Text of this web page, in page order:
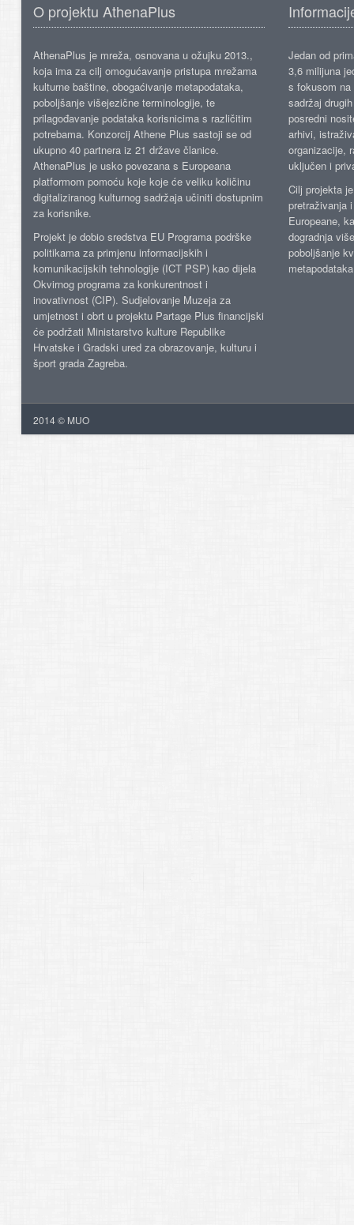
O projektu AthenaPlus
AthenaPlus je mreža, osnovana u ožujku 2013.,
koja ima za cilj omogućavanje pristupa mrežama
kulturne baštine, obogaćivanje metapodataka,
poboljšanje višejezične terminologije, te
prilagođavanje podataka korisnicima s različitim
potrebama. Konzorcij Athene Plus sastoji se od
ukupno 40 partnera iz 21 države članice.
AthenaPlus je usko povezana s Europeana
platformom pomoću koje koje će veliku količinu
digitaliziranog kulturnog sadržaja učiniti dostupnim
za korisnike.
Projekt je dobio sredstva EU Programa podrške
politikama za primjenu informacijskih i
komunikacijskih tehnologije (ICT PSP) kao dijela
Okvirnog programa za konkurentnost i
inovativnost (CIP). Sudjelovanje Muzeja za
umjetnost i obrt u projektu Partage Plus financijski
će podržati Ministarstvo kulture Republike
Hrvatske i Gradski ured za obrazovanje, kulturu i
šport grada Zagreba.
Jedan od
3,6 milijuna
s fokusom
sadržaj
posredni
arhivi,
organizacije,
uključen i
Cilj projekta
pretraživanja
Europeane,
dogradnja
poboljšanje
2014 © MUO